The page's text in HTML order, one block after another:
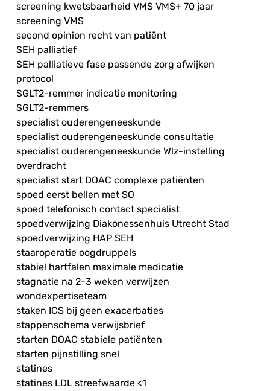
screening kwetsbaarheid VMS VMS+ 70 jaar
screening VMS
second opinion recht van patiënt
SEH palliatief
SEH palliatieve fase passende zorg afwijken
protocol
SGLT2-remmer indicatie monitoring
SGLT2-remmers
specialist ouderengeneeskunde
specialist ouderengeneeskunde consultatie
specialist ouderengeneeskunde Wlz-instelling
overdracht
specialist start DOAC complexe patiënten
spoed eerst bellen met SO
spoed telefonisch contact specialist
spoedverwijzing Diakonessenhuis Utrecht Stad
spoedverwijzing HAP SEH
staaroperatie oogdruppels
stabiel hartfalen maximale medicatie
stagnatie na 2-3 weken verwijzen
wondexpertiseteam
staken ICS bij geen exacerbaties
stappenschema verwijsbrief
starten DOAC stabiele patiënten
starten pijnstilling snel
statines
statines LDL streefwaarde <1